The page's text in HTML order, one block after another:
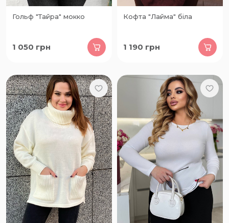
Гольф "Тайра" мокко
1 050 грн
Кофта "Лайма" біла
1 190 грн